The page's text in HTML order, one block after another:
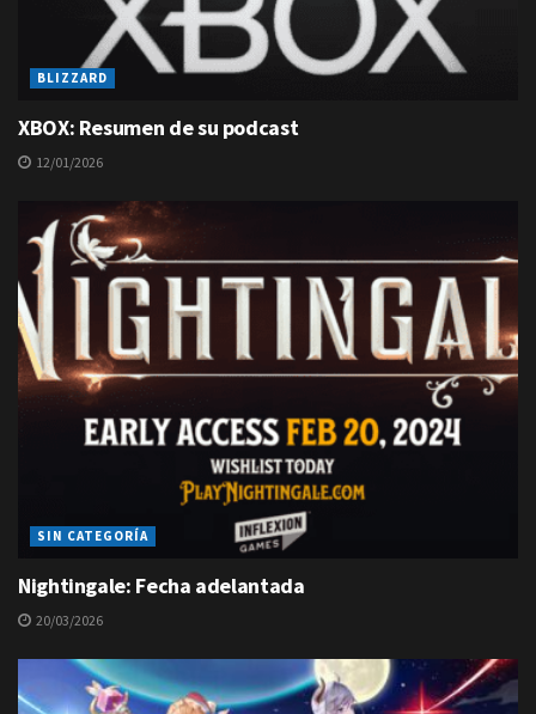
BLIZZARD
XBOX: Resumen de su podcast
12/01/2026
SIN CATEGORÍA
Nightingale: Fecha adelantada
20/03/2026